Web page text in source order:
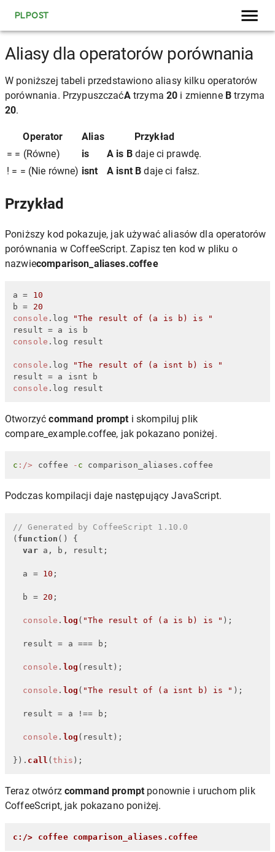
PLPOST
Aliasy dla operatorów porównania
W poniższej tabeli przedstawiono aliasy kilku operatorów
porównania. PrzypuszczaćAtrzyma 20 i zmienne B trzyma
20.
Operator Alias
Przykład
= = (Równe)
is A is Bdaje ci prawdę.
! = = (Nie równe) isnt A isnt B daje ci fałsz.
Przykład
Poniższy kod pokazuje, jak używać aliasów dla operatorów
porównania w CoffeeScript. Zapisz ten kod w pliku o
nazwiecomparison_aliases.coffee
a = 10
b = 20
console . log
"The result of (a is b) is "
console . log result
console . log
"The result of (a isnt b) is "
console . log result
Otworzyćcommand prompt i skompiluj plik
compare_example.coffee, jak pokazano poniżej.
c : /> coffee - c comparison_aliases.coffee
Podczas kompilacji daje następujący JavaScript.
// Generated by CoffeeScript 1.10.0
( function ( ) {
var a, b, result;
  a =
10 ;
  b =
20 ;
console . log ( "The result of (a is b) is " );
  result = a === b;
console . log (result);
console . log ( "The result of (a isnt b) is " );
  result = a !== b;
console . log (result);
}). call (this );
Teraz otwórz command prompt ponownie i uruchom plik
CoffeeScript, jak pokazano poniżej.
c:/> coffee comparison_aliases.coffee